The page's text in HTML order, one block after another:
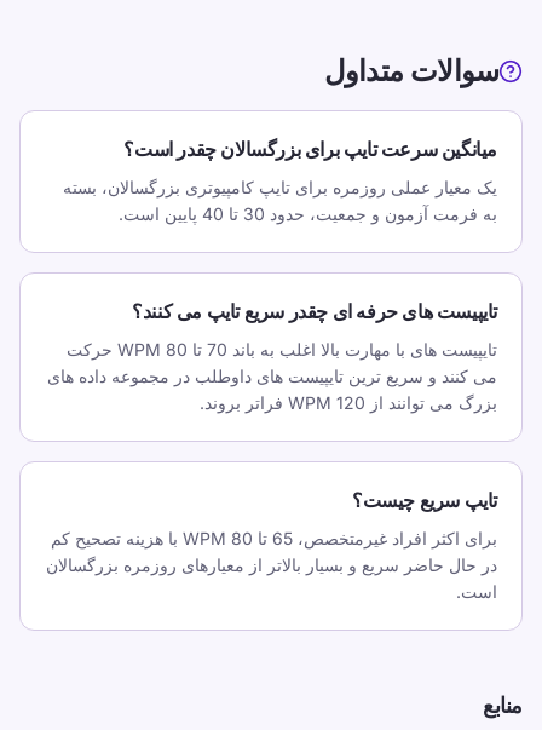
سوالات متداول
میانگین سرعت تایپ برای بزرگسالان چقدر است؟
یک معیار عملی روزمره برای تایپ کامپیوتری بزرگسالان، بسته
به فرمت آزمون و جمعیت، حدود 30 تا 40 پایین است.
تایپیست های حرفه ای چقدر سریع تایپ می کنند؟
تایپیست های با مهارت بالا اغلب به باند 70 تا 80 WPM حرکت
می کنند و سریع ترین تایپیست های داوطلب در مجموعه داده های
بزرگ می توانند از 120 WPM فراتر بروند.
تایپ سریع چیست؟
برای اکثر افراد غیرمتخصص، 65 تا 80 WPM با هزینه تصحیح کم
در حال حاضر سریع و بسیار بالاتر از معیارهای روزمره بزرگسالان
است.
منابع